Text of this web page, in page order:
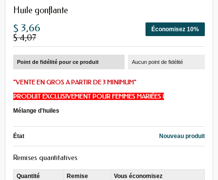
Huile gonflante
Économisez 10%
$ 3,66
$ 4,07
Point de fidélité pour ce produit Aucun point de fidélité
"VENTE EN GROS A PARTIR DE 3 MINIMUM"
PRODUIT EXCLUSIVEMENT POUR FEMMES MARIÉES !
Mélange d'huiles
État Nouveau produit
Remises quantitatives
Quantité Remise
Vous économisez